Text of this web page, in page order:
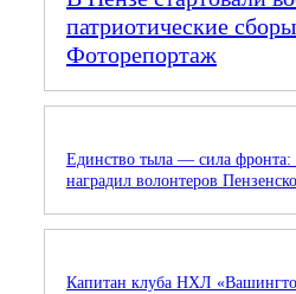
патриотические
Фоторепортаж
Единство тыла — сила
наградил волонтеров
Капитан клуба НХЛ